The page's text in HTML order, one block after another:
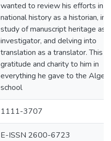
wanted to review his efforts in
national history as a historian, in
study of manuscript heritage as
investigator, and delving into
translation as a translator. This
gratitude and charity to him in
everything he gave to the
school
1111-3707
E-ISSN 2600-6723